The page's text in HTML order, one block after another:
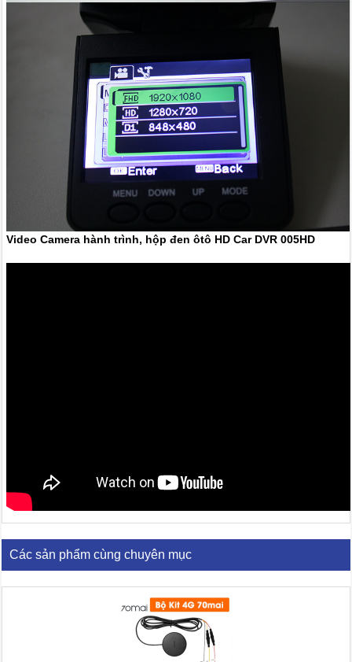
Video Camera hành trình, hộp đen ôtô HD Car DVR 005HD
Các sản phẩm cùng chuyên mục